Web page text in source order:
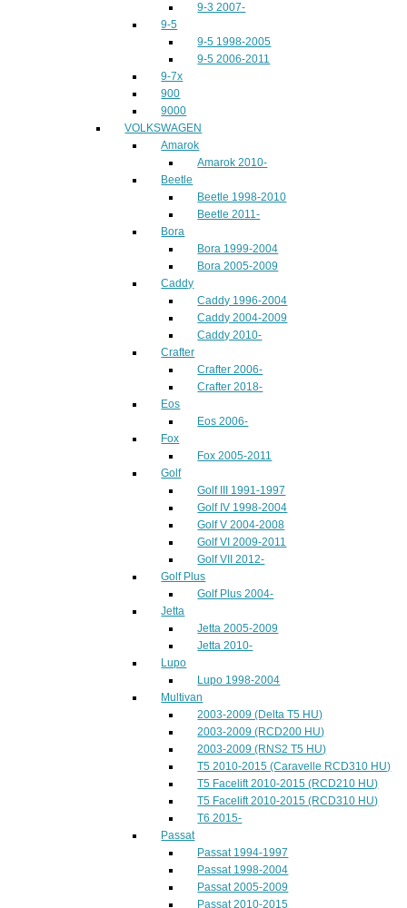
9-3 2007-
9-5
9-5 1998-2005
9-5 2006-2011
9-7x
900
9000
VOLKSWAGEN
Amarok
Amarok 2010-
Beetle
Beetle 1998-2010
Beetle 2011-
Bora
Bora 1999-2004
Bora 2005-2009
Caddy
Caddy 1996-2004
Caddy 2004-2009
Caddy 2010-
Crafter
Crafter 2006-
Crafter 2018-
Eos
Eos 2006-
Fox
Fox 2005-2011
Golf
Golf III 1991-1997
Golf IV 1998-2004
Golf V 2004-2008
Golf VI 2009-2011
Golf VII 2012-
Golf Plus
Golf Plus 2004-
Jetta
Jetta 2005-2009
Jetta 2010-
Lupo
Lupo 1998-2004
Multivan
2003-2009 (Delta T5 HU)
2003-2009 (RCD200 HU)
2003-2009 (RNS2 T5 HU)
T5 2010-2015 (Caravelle RCD310 HU)
T5 Facelift 2010-2015 (RCD210 HU)
T5 Facelift 2010-2015 (RCD310 HU)
T6 2015-
Passat
Passat 1994-1997
Passat 1998-2004
Passat 2005-2009
Passat 2010-2015